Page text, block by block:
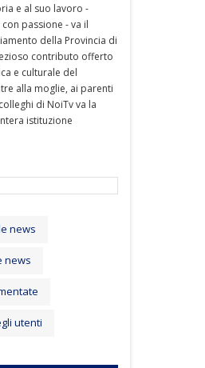
e al suo lavoro -
passione - va il
della Provincia di
contributo offerto
e culturale del
alla moglie, ai parenti
di NoiTv va la
istituzione
news
news
utenti